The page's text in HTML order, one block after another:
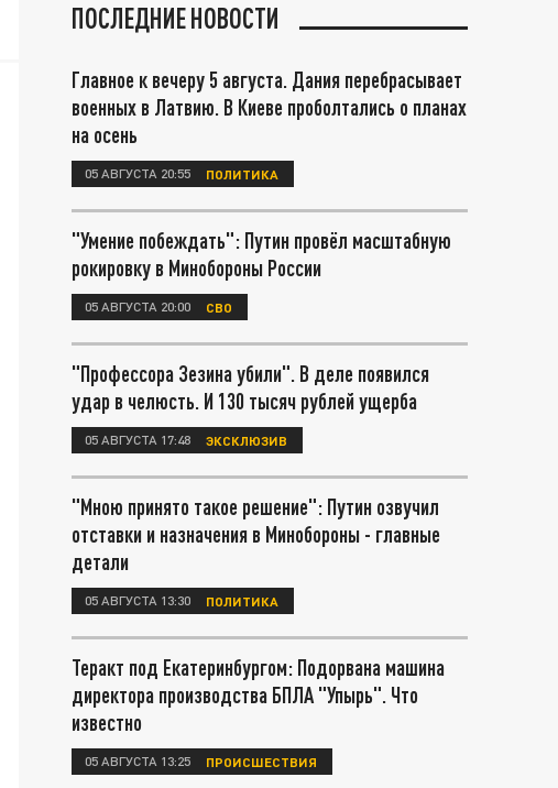
ПОСЛЕДНИЕ НОВОСТИ
Главное к вечеру 5 августа. Дания перебрасывает
военных в Латвию. В Киеве проболтались о планах
на осень
05 АВГУСТА 20:55 ПОЛИТИКА
"Умение побеждать": Путин провёл масштабную
рокировку в Минобороны России
05 АВГУСТА 20:00 СВО
"Профессора Зезина убили". В деле появился
удар в челюсть. И 130 тысяч рублей ущерба
05 АВГУСТА 17:48 ЭКСКЛЮЗИВ
"Мною принято такое решение": Путин озвучил
отставки и назначения в Минобороны - главные
детали
05 АВГУСТА 13:30 ПОЛИТИКА
Теракт под Екатеринбургом: Подорвана машина
директора производства БПЛА "Упырь". Что
известно
05 АВГУСТА 13:25 ПРОИСШЕСТВИЯ